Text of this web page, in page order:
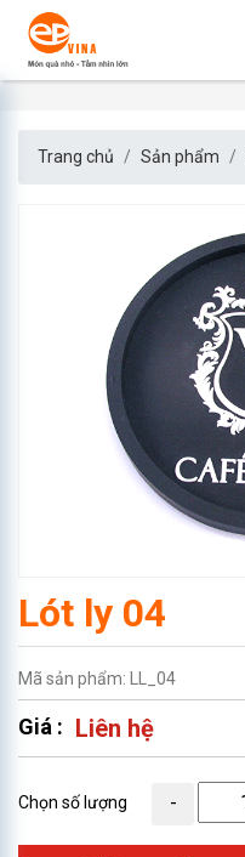
Trang chủ Sản phẩm
Lót ly 04
Mã sản phẩm: LL_04
Giá : Liên hệ
Chọn số lượng